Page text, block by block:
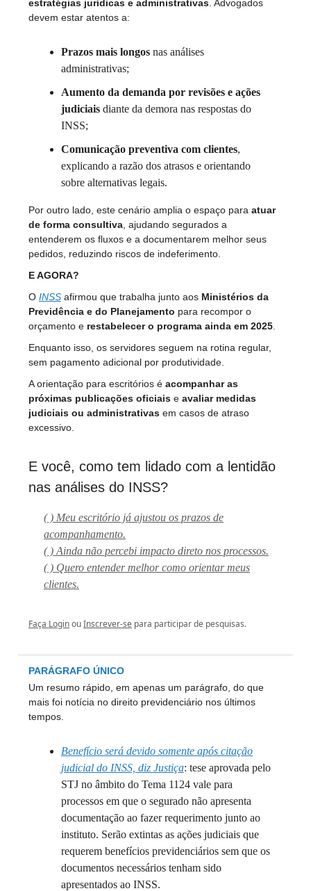
estratégias jurídicas e administrativas . Advogados
devem estar atentos a:
Prazos mais longos nas análises
administrativas;
Aumento da demanda por revisões e ações
judiciais diante da demora nas respostas do
INSS;
Comunicação preventiva com clientes,
explicando a razão dos atrasos e orientando
sobre alternativas legais.
Por outro lado, este cenário amplia o espaço para atuar
de forma consultiva , ajudando segurados a
entenderem os fluxos e a documentarem melhor seus
pedidos, reduzindo riscos de indeferimento.
E AGORA?
O INSS afirmou que trabalha junto aos Ministérios da
Previdência e do Planejamento para recompor o
orçamento e restabelecer o programa ainda em 2025
Enquanto isso, os servidores seguem na rotina regular,
sem pagamento adicional por produtividade.
A orientação para escritórios é acompanhar as
próximas publicações oficiais e avaliar medidas
judiciais ou administrativas em casos de atraso
excessivo.
E você, como tem lidado com a lentidão
nas análises do INSS?
( ) Meu escritório já ajustou os prazos de
acompanhamento.
( ) Ainda não percebi impacto direto nos processos.
( ) Quero entender melhor como orientar meus
clientes.
Faça LoginouInscrever-se para participar de pesquisas.
PARÁGRAFO ÚNICO
Um resumo rápido, em apenas um parágrafo, do que
mais foi notícia no direito previdenciário nos últimos
tempos.
Benefício será devido somente após citação
judicial do INSS, diz Justiça: tese aprovada pelo
STJ no âmbito do Tema 1124 vale para
processos em que o segurado não apresenta
documentação ao fazer requerimento junto ao
instituto. Serão extintas as ações judiciais que
requerem benefícios previdenciários sem que os
documentos necessários tenham sido
apresentados ao INSS.